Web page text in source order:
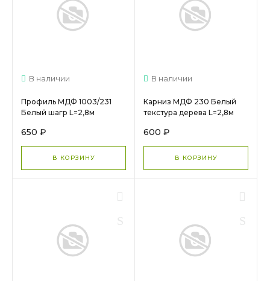
В наличии
Профиль МДФ 1003/231
Белый шагр L=2,8м
650 ₽
В КОРЗИНУ
В наличии
Карниз МДФ 230 Белый
текстура дерева L=2,8м
600 ₽
В КОРЗИНУ